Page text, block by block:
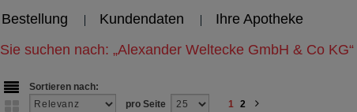
Bestellung Kundendaten Ihre Apotheke
Sie suchen nach: „Alexander Weltecke GmbH & Co KG“
Sortieren nach:
pro Seite
1 2